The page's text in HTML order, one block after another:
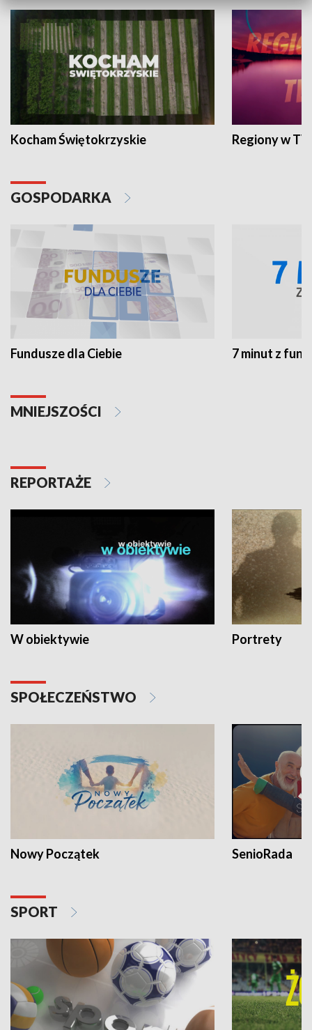
Kocham Świętokrzyskie Regiony w
GOSPODARKA
Fundusze dla Ciebie 7 minut z
MNIEJSZOŚCI
REPORTAŻE
W obiektywie Portrety
SPOŁECZEŃSTWO
Nowy Początek SenioRada
SPORT